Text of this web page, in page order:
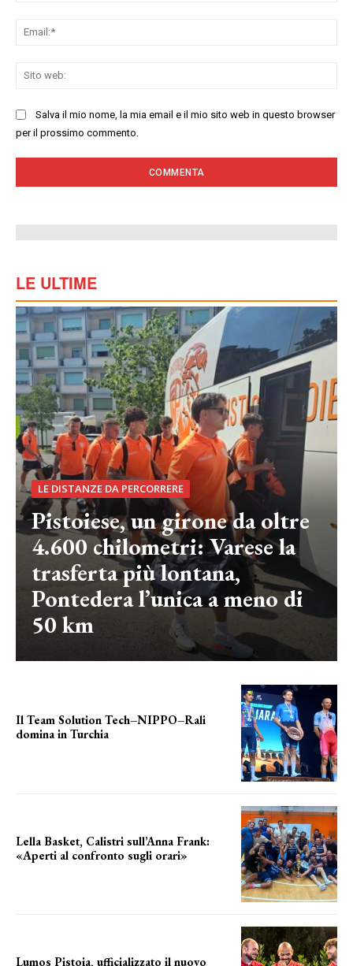
Salva il mio nome, la mia email e il mio sito web in questo browser
per il prossimo commento.
LE ULTIME
LE DISTANZE DA PERCORRERE
Pistoiese, un girone da oltre
4.600 chilometri: Varese la
trasferta più lontana,
Pontedera l’unica a meno di
50 km
Il Team Solution Tech–NIPPO–Rali
domina in Turchia
Lella Basket, Calistri sull’Anna Frank:
«Aperti al confronto sugli orari»
Lumos Pistoia, ufficializzato il nuovo